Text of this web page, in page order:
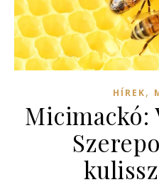
HÍREK,
Micimackó: